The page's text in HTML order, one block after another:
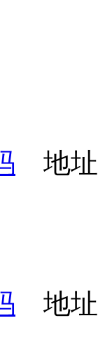
地址
地址